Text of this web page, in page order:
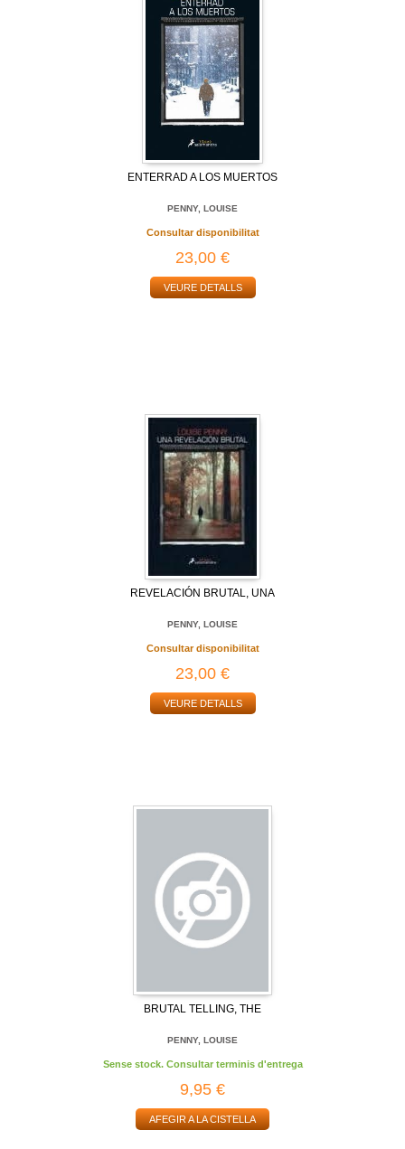
ENTERRAD A LOS MUERTOS
PENNY, LOUISE
Consultar disponibilitat
23,00 €
VEURE DETALLS
REVELACIÓN BRUTAL, UNA
PENNY, LOUISE
Consultar disponibilitat
23,00 €
VEURE DETALLS
BRUTAL TELLING, THE
PENNY, LOUISE
Sense stock. Consultar terminis d'entrega
9,95 €
AFEGIR A LA CISTELLA